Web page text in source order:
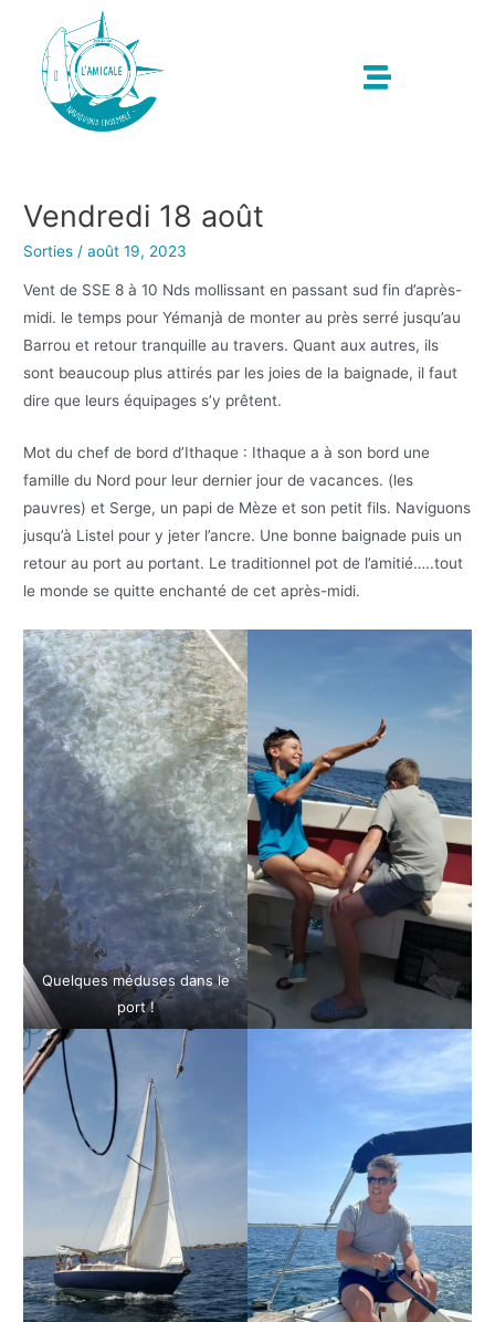
Vendredi 18 août
Sorties /août 19, 2023
Vent de SSE 8 à 10 Nds mollissant en passant sud fin d’après-
midi. le temps pour Yémanjà de monter au près serré jusqu’au
Barrou et retour tranquille au travers. Quant aux autres, ils
sont beaucoup plus attirés par les joies de la baignade, il faut
dire que leurs équipages s’y prêtent.
Mot du chef de bord d’Ithaque : Ithaque a à son bord une
famille du Nord pour leur dernier jour de vacances. (les
pauvres) et Serge, un papi de Mèze et son petit fils. Naviguons
jusqu’à Listel pour y jeter l’ancre. Une bonne baignade puis un
retour au port au portant. Le traditionnel pot de l’amitié…..tout
le monde se quitte enchanté de cet après-midi.
Quelques méduses dans le
port !